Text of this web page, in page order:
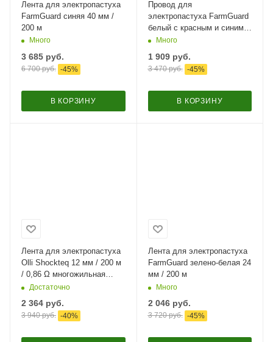
Лента для электропастуха
FarmGuard синяя 40 мм /
200 м
Много
3 685 руб.
6 700руб. -45%
В КОРЗИНУ
Провод для
электропастуха FarmGuard
белый с красным и синим
2,5 мм / 500 м / 3х0,3 мм
Много
1 909руб.
3 470руб. -45%
В КОРЗИНУ
Лента для электропастуха
Olli Shockteq 12 мм / 200 м
/ 0,86 Ω многожильная
зеленая
Достаточно
2 364 руб.
3 940руб. -40%
Лента для электропастуха
FarmGuard зелено-белая 24
мм / 200 м
Много
2 046руб.
3 720руб. -45%